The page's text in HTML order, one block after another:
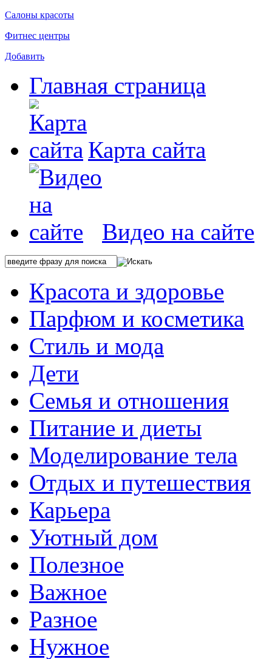
Салоны красоты
Фитнес центры
Добавить
Главная страница
Карта сайта
Видео на сайте
Красота и здоровье
Парфюм и косметика
Стиль и мода
Дети
Семья и отношения
Питание и диеты
Моделирование тела
Отдых и путешествия
Карьера
Уютный дом
Полезное
Важное
Разное
Нужное